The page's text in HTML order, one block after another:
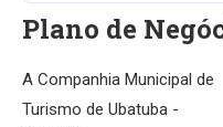
Plano de
A Companhia Municipal de
Turismo de Ubatuba -